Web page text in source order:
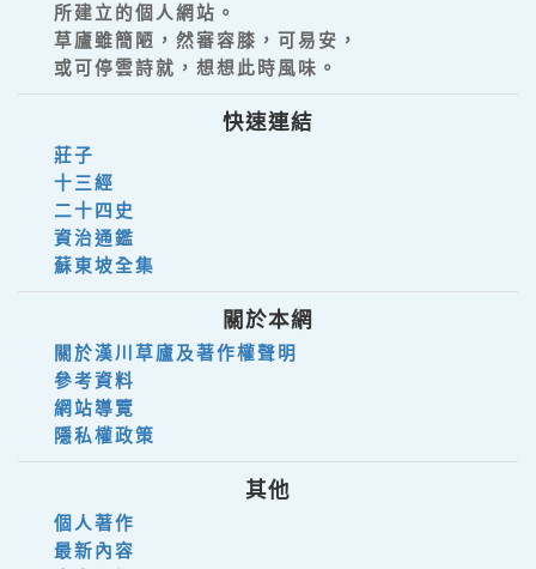
所建立的個人網站。
草廬雖簡陋，然審容膝，可易安，
或可停雲詩就，想想此時風味。
快速連結
莊子
十三經
二十四史
資治通鑑
蘇東坡全集
關於本網
關於漢川草廬及著作權聲明
參考資料
網站導覽
隱私權政策
其他
個人著作
最新內容